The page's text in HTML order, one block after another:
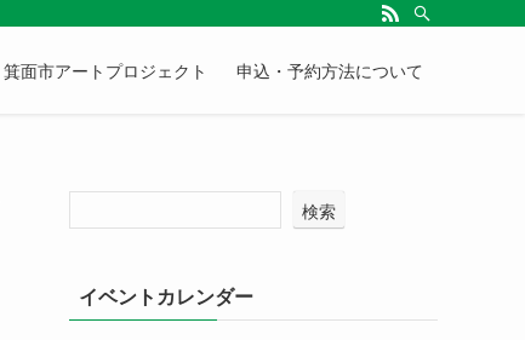
箕面市アートプロジェクト 申込・予約方法について
検索
イベントカレンダー